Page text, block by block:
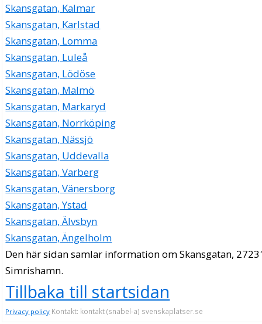
Skansgatan, Kalmar
Skansgatan, Karlstad
Skansgatan, Lomma
Skansgatan, Luleå
Skansgatan, Lödöse
Skansgatan, Malmö
Skansgatan, Markaryd
Skansgatan, Norrköping
Skansgatan, Nässjö
Skansgatan, Uddevalla
Skansgatan, Varberg
Skansgatan, Vänersborg
Skansgatan, Ystad
Skansgatan, Älvsbyn
Skansgatan, Ängelholm
Den här sidan samlar information om Skansgatan,
Simrishamn.
Tillbaka till startsidan
Privacy policy Kontakt: kontakt (snabel-a) svenskaplatser.se